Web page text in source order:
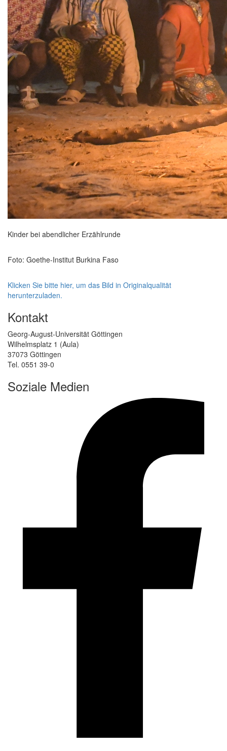
Kinder bei abendlicher Erzählrunde
Foto: Goethe-Institut Burkina Faso
Klicken Sie bitte hier, um das Bild in Originalqualität
herunterzuladen.
Kontakt
Georg-August-Universität Göttingen
Wilhelmsplatz 1 (Aula)
37073 Göttingen
Tel. 0551 39-0
Soziale Medien